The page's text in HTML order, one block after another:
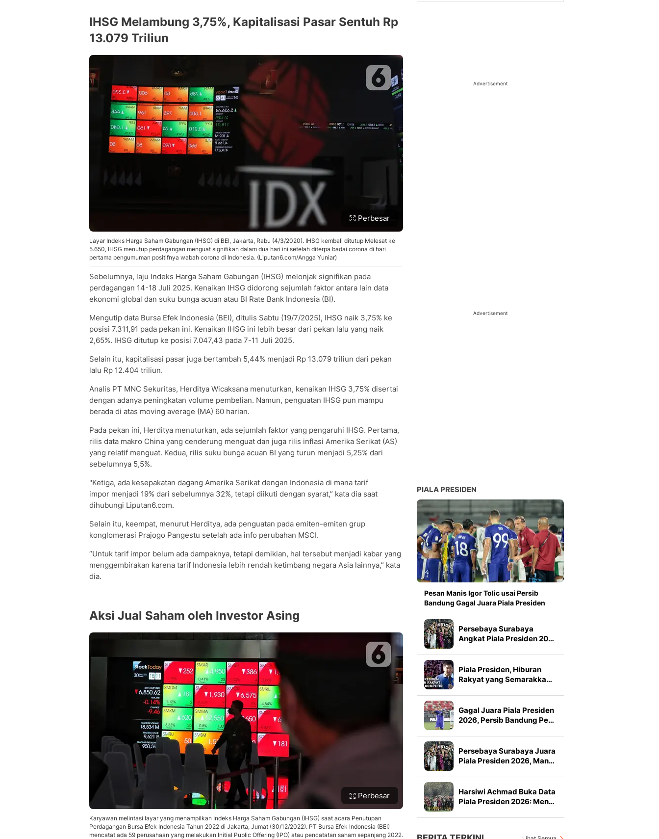
IHSG Melambung 3,75%, Kapitalisasi Pasar Sentuh Rp
13.079 Triliun
Perbesar
Layar Indeks Harga Saham Gabungan (IHSG) di BEI, Jakarta, Rabu (4/3/2020). IHSG kembali ditutup Melesat ke
5.650, IHSG menutup perdagangan menguat signifikan dalam dua hari ini setelah diterpa badai corona di hari
pertama pengumuman positifnya wabah corona di Indonesia. (Liputan6.com/Angga Yuniar)
Sebelumnya, laju Indeks Harga Saham Gabungan (IHSG) melonjak signifikan pada
perdagangan 14-18 Juli 2025. Kenaikan IHSG didorong sejumlah faktor antara lain data
ekonomi global dan suku bunga acuan atau BI Rate Bank Indonesia (BI).
Mengutip data Bursa Efek Indonesia (BEI), ditulis Sabtu (19/7/2025), IHSG naik 3,75% ke
posisi 7.311,91 pada pekan ini. Kenaikan IHSG ini lebih besar dari pekan lalu yang naik
2,65%. IHSG ditutup ke posisi 7.047,43 pada 7-11 Juli 2025.
Selain itu, kapitalisasi pasar juga bertambah 5,44% menjadi Rp 13.079 triliun dari pekan
lalu Rp 12.404 triliun.
Analis PT MNC Sekuritas, Herditya Wicaksana menuturkan, kenaikan IHSG 3,75% disertai
dengan adanya peningkatan volume pembelian. Namun, penguatan IHSG pun mampu
berada di atas moving average (MA) 60 harian.
Pada pekan ini, Herditya menuturkan, ada sejumlah faktor yang pengaruhi IHSG. Pertama,
rilis data makro China yang cenderung menguat dan juga rilis inflasi Amerika Serikat (AS)
yang relatif menguat. Kedua, rilis suku bunga acuan BI yang turun menjadi 5,25% dari
sebelumnya 5,5%.
"Ketiga, ada kesepakatan dagang Amerika Serikat dengan Indonesia di mana tarif
impor menjadi 19% dari sebelumnya 32%, tetapi diikuti dengan syarat,” kata dia saat
dihubungi Liputan6.com.
Selain itu, keempat, menurut Herditya, ada penguatan pada emiten-emiten grup
konglomerasi Prajogo Pangestu setelah ada info perubahan MSCI.
“Untuk tarif impor belum ada dampaknya, tetapi demikian, hal tersebut menjadi kabar yang
menggembirakan karena tarif Indonesia lebih rendah ketimbang negara Asia lainnya,” kata
dia.
Aksi Jual Saham oleh Investor Asing
Perbesar
Karyawan melintasi layar yang menampilkan Indeks Harga Saham Gabungan (IHSG) saat acara Penutupan
Perdagangan Bursa Efek Indonesia Tahun 2022 di Jakarta, Jumat (30/12/2022). PT Bursa Efek Indonesia (BEI)
mencatat ada 59 perusahaan yang melakukan Initial Public Offering (IPO) atau pencatatan saham sepanjang 2022.
Advertisement
Advertisement
PIALA PRESIDEN
Pesan Manis Igor Tolic usai Persib
Bandung Gagal Juara Piala Presiden
Persebaya Surabaya
Angkat Piala Presiden 20…
Piala Presiden, Hiburan
Rakyat yang Semarakka…
Gagal Juara Piala Presiden
2026, Persib Bandung Pe…
Persebaya Surabaya Juara
Piala Presiden 2026, Man…
Harsiwi Achmad Buka Data
Piala Presiden 2026: Men…